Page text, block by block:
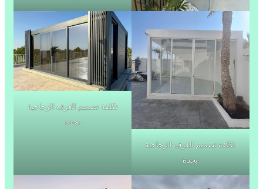
تكلفة تصميم الغرف الزجاجية
بجدة
تكلفة تصميم الغرف الزجاجية
بجدة